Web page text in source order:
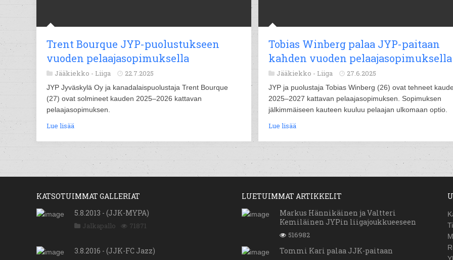
Trent Bourque JYP-puolustukseen
vuoden pelaajasopimuksella
Jääkiekko - Liiga 22.7.2025
JYP Jyväskylä Oy ja kanadalaispuolustaja Trent Bourque
(27) ovat solmineet kauden 2025–2026 kattavan
pelaajasopimuksen.
Lue lisää
Tobias Winberg palaa JYP-paitaan
kahden vuoden pelaajasopimuksella
Jääkiekko - Liiga 27.6.2025
JYP ja puolustaja Tobias Winberg (26) ovat tehneet
2025–2027 kattavan pelaajasopimuksen. Sopimuksen
jälkimmäiseen kauteen kuuluu pelaajan ulkomaan optio.
Lue lisää
KATSOTUIMMAT GALLERIAT
5.8.2013 - (JJK-MYPA)
Jalkapallo 71871
3.8.2016 - (JJK-FC Jazz)
LUETUIMMAT ARTIKKELIT
Markus Hännikäinen ja Valtteri
Kemiläinen JYPin liigajoukkueeseen
516982
Tommi Kari palaa JJK-paitaan